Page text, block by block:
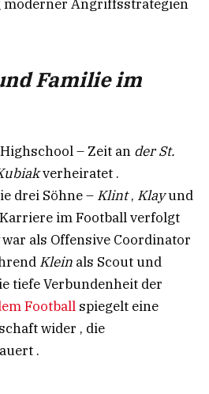
Angriffsstrategien
Familie im
– Zeit an der St.
verheiratet .
drei Söhne – Klint, Klayund
im Football verfolgt
war als Offensive Coordinator
Klein als Scout und
tiefe Verbundenheit der
Football spiegelt eine
wider , die
.